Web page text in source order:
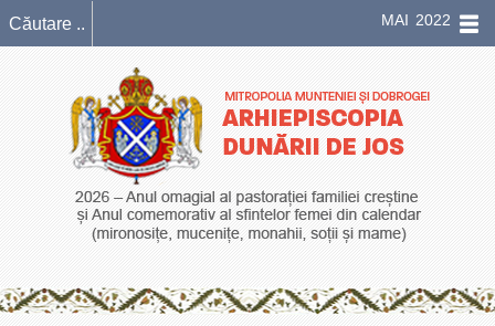
MAI 2022